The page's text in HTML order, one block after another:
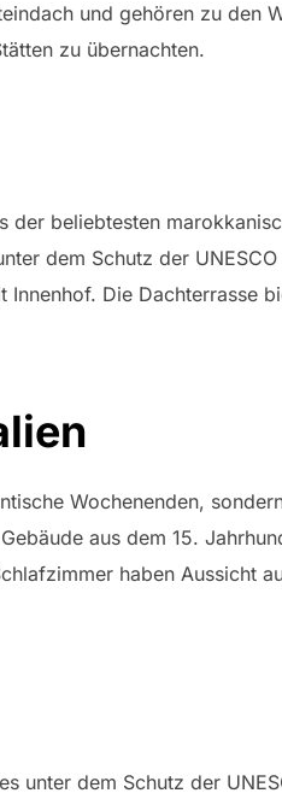
und gehören zu den
zu übernachten.
beliebtesten
dem Schutz der
Die Dachterrasse
Wochenenden,
aus dem 15.
haben Aussicht
unter dem Schutz der